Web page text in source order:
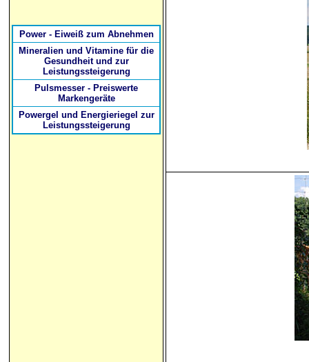
Power - Eiweiß zum Abnehmen
Mineralien und Vitamine für die
Gesundheit und zur
Leistungssteigerung
Pulsmesser - Preiswerte
Markengeräte
Powergel und Energieriegel zur
Leistungssteigerung